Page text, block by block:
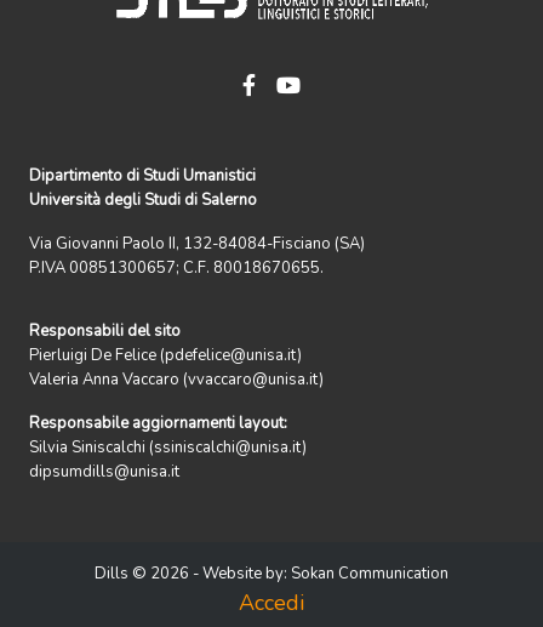
Dipartimento di Studi Umanistici
Università degli Studi di Salerno
Via Giovanni Paolo II, 132-84084-Fisciano (SA)
P.IVA 00851300657; C.F. 80018670655.
Responsabili del sito
Pierluigi De Felice (pdefelice@unisa.it)
Valeria Anna Vaccaro (vvaccaro@unisa.it)
Responsabile aggiornamenti layout:
Silvia Siniscalchi (ssiniscalchi@unisa.it)
dipsumdills@unisa.it
Dills © 2026 - Website by: Sokan Communication
Accedi